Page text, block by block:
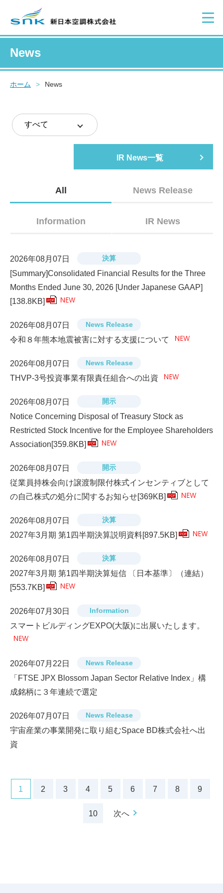
News
ホーム > News
IR News一覧
All News Release
Information IR News
2026年08月07日 決算
[Summary]Consolidated Financial Results for the Three
Months Ended June 30, 2026 [Under Japanese GAAP]
[138.8KB]
PDF
2026年08月07日 News Release
令和８年熊本地震被害に対する支援について
2026年08月07日 News Release
THVP-3号投資事業有限責任組合への出資
2026年08月07日 開示
Notice Concerning Disposal of Treasury Stock as
Restricted Stock Incentive for the Employee Shareholders
Association[359.8KB] PDF
2026年08月07日 開示
従業員持株会向け譲渡制限付株式インセンティブとして
の自己株式の処分に関するお知らせ[369KB] PDF
2026年08月07日 決算
2027年3月期 第1四半期決算説明資料[897.5KB] PDF
2026年08月07日 決算
2027年3月期 第1四半期決算短信 〔日本基準〕（連結）
[553.7KB]
PDF
2026年07月30日 Information
スマートビルディングEXPO(大阪)に出展いたします。
2026年07月22日 News Release
「FTSE JPX Blossom Japan Sector Relative Index」構
成銘柄に３年連続で選定
2026年07月07日 News Release
宇宙産業の事業開発に取り組むSpace BD株式会社へ出
資
1 2 3 4 5 6 7 8 9
10 次へ